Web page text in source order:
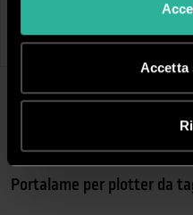
Accetta
BN-20 / TrueVIS
Portalame per plotter da